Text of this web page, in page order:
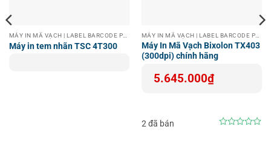
Máy in tem nhãn TSC 4T300
Máy In Mã Vạch Bixolon TX403
(300dpi) chính hãng
5.645.000₫
2 đã bán